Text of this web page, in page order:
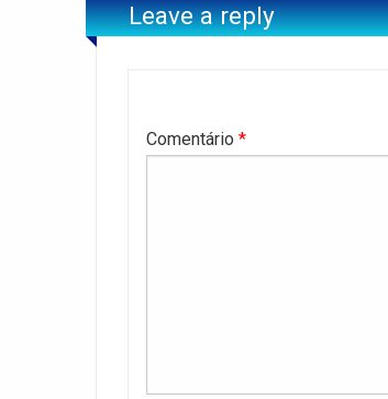
Leave a reply
Comentário *